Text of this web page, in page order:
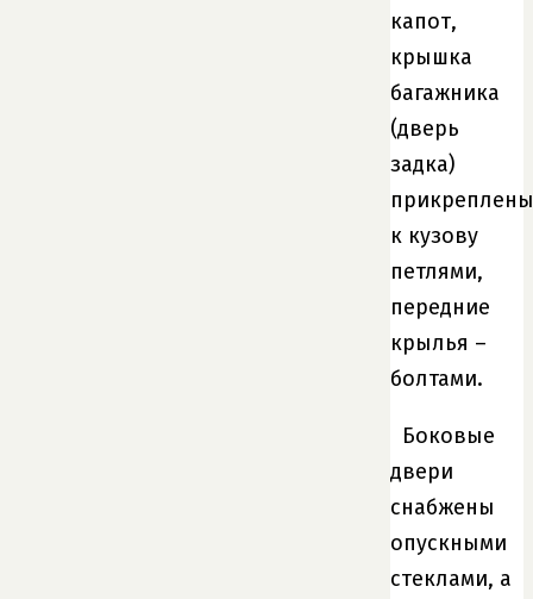
капот,
крышка
багажника
(дверь
задка)
прикреплены
к кузову
петлями,
передние
крылья –
болтами.
Боковые
двери
снабжены
опускными
стеклами, а